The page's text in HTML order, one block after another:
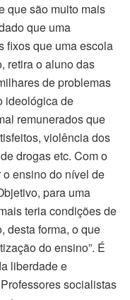
que são muito mais
que uma
fixos que uma escola
retira o aluno das
de problemas
ideológica de
remunerados que
violência dos
drogas etc. Com o
ensino do nível de
para uma
teria condições de
desta forma, o que
do ensino”. É
liberdade e
socialistas